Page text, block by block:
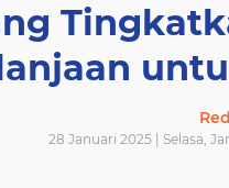
28 Januari 2025 | Selasa,